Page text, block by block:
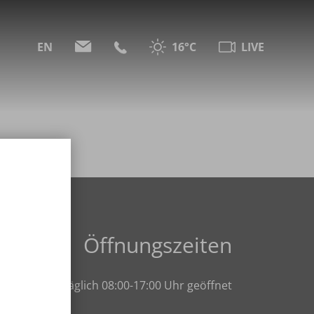
EN 16°C LIVE
Öffnungszeiten
Täglich 08:00-17:00 Uhr geöffnet